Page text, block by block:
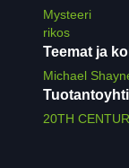
Mysteeri
rikos
Teemat ja
Michael
20TH